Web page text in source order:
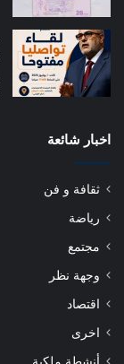
اخبار شائعة
ثقافة و فن
رياضة
مجتمع
وجهة نظر
اقتصاد
اخرى